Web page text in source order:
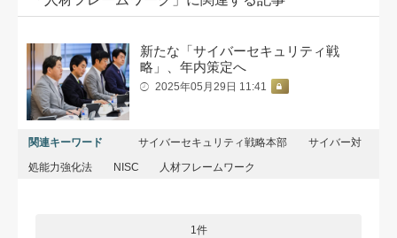
新たな「サイバーセキュリティ戦
略」、年内策定へ
2025年05月29日 11:41
関連キーワード サイバーセキュリティ戦略本部
サイバー対
処能力強化法
NISC 人材フレームワーク
1件